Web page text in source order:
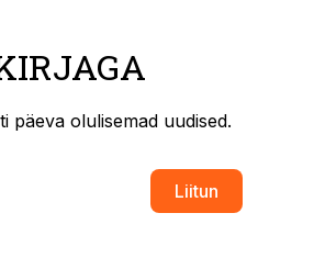
päeva olulisemad uudised.
Liitun